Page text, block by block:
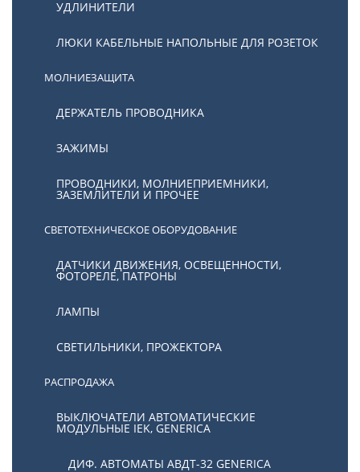
УДЛИНИТЕЛИ
ЛЮКИ КАБЕЛЬНЫЕ НАПОЛЬНЫЕ ДЛЯ РОЗЕТОК
МОЛНИЕЗАЩИТА
ДЕРЖАТЕЛЬ ПРОВОДНИКА
ЗАЖИМЫ
ПРОВОДНИКИ, МОЛНИЕПРИЕМНИКИ,
ЗАЗЕМЛИТЕЛИ И ПРОЧЕЕ
СВЕТОТЕХНИЧЕСКОЕ ОБОРУДОВАНИЕ
ДАТЧИКИ ДВИЖЕНИЯ, ОСВЕЩЕННОСТИ,
ФОТОРЕЛЕ, ПАТРОНЫ
ЛАМПЫ
СВЕТИЛЬНИКИ, ПРОЖЕКТОРА
РАСПРОДАЖА
ВЫКЛЮЧАТЕЛИ АВТОМАТИЧЕСКИЕ
МОДУЛЬНЫЕ IEK, GENERICA
ДИФ. АВТОМАТЫ АВДТ-32 GENERICA